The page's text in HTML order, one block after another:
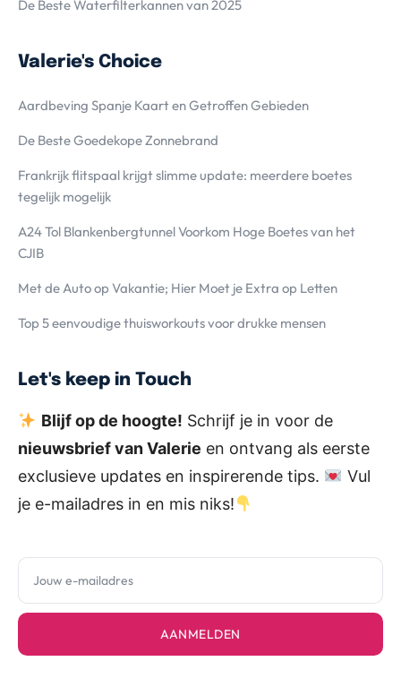
De Beste Waterfilterkannen van 2025
Valerie's Choice
Aardbeving Spanje Kaart en Getroffen Gebieden
De Beste Goedekope Zonnebrand
Frankrijk flitspaal krijgt slimme update: meerdere boetes
tegelijk mogelijk
A24 Tol Blankenbergtunnel Voorkom Hoge Boetes van het
CJIB
Met de Auto op Vakantie; Hier Moet je Extra op Letten
Top 5 eenvoudige thuisworkouts voor drukke mensen
Let's keep in Touch
Blijf op de hoogte! Schrijf je in voor de
nieuwsbrief van Valerie en ontvang als eerste
exclusieve updates en inspirerende tips.
Vul
je e-mailadres in en mis niks!
AANMELDEN